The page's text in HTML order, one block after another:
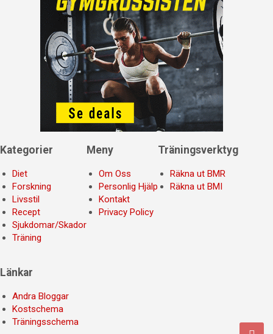
Kategorier
Diet
Forskning
Livsstil
Recept
Sjukdomar/Skador
Träning
Meny
Om Oss
Personlig Hjälp
Kontakt
Privacy Policy
Träningsverktyg
Räkna ut BMR
Räkna ut BMI
Länkar
Andra Bloggar
Kostschema
Träningsschema